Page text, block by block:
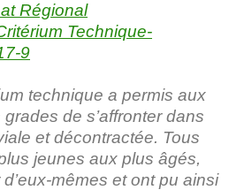
technique a permis aux
de s’affronter dans
et décontractée. Tous
jeunes aux plus âgés,
mêmes et ont pu ainsi